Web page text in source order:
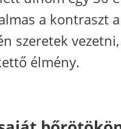
a kontraszt a
szeretek vezetni,
élmény.